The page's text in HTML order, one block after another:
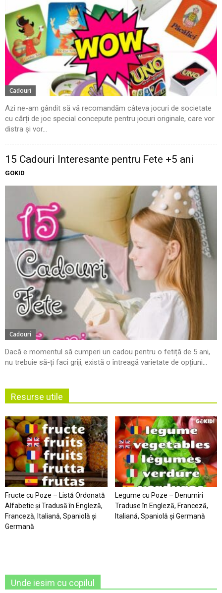
Cadouri
Azi ne-am gândit să vă recomandăm câteva jocuri de societate
cu cărți de joc special concepute pentru jocuri originale, care vor
distra și vor...
15 Cadouri Interesante pentru Fete +5 ani
GOKID
Cadouri
Dacă e momentul să cumperi un cadou pentru o fetiță de 5 ani,
nu trebuie să-ți faci griji, există o întreagă varietate de opțiuni...
Resurse utile
Fructe cu Poze – Listă Ordonată
Alfabetic şi Tradusă în Engleză,
Franceză, Italiană, Spaniolă şi
Germană
Legume cu Poze – Denumiri
Traduse în Engleză, Franceză,
Italiană, Spaniolă şi Germană
Unde iesim cu copilul